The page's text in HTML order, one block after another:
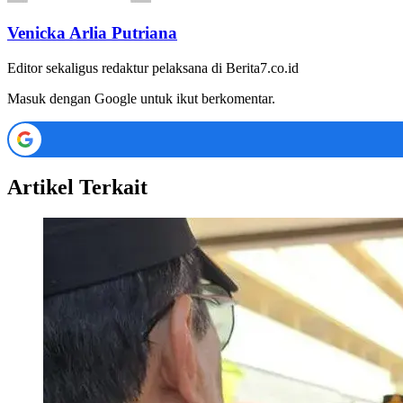
Venicka Arlia Putriana
Editor sekaligus redaktur pelaksana di Berita7.co.id
Masuk dengan Google untuk ikut berkomentar.
Artikel Terkait